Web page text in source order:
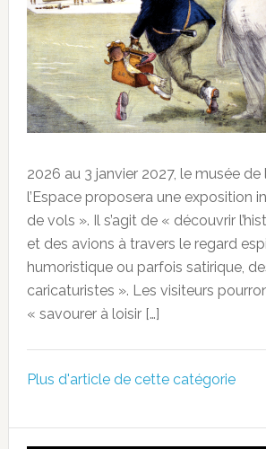
2026 au 3 janvier 2027, le musée de
l’Espace proposera une exposition
de vols ». Il s’agit de « découvrir
et des avions à travers le regard
humoristique ou parfois satirique,
caricaturistes ». Les visiteurs
« savourer à loisir […]
Plus d'article de cette catégorie